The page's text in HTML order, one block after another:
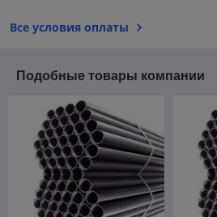
Все условия оплаты
Подобные товары компании